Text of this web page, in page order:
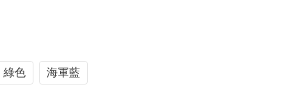
綠色 海軍藍